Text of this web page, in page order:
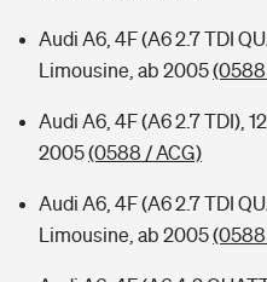
Audi A6, 4F (A6 2.7 TDI
Limousine, ab 2005(0588
Audi A6, 4F (A6 2.7 TDI),
2005(0588 / ACG)
Audi A6, 4F (A6 2.7 TDI
Limousine, ab 2005(0588